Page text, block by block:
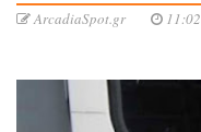
ArcadiaSpot.gr 11:02